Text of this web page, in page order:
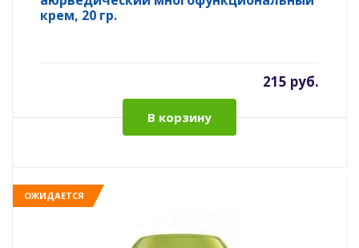
крем, 20 гр.
215 руб.
В корзину
ОЖИДАЕТСЯ